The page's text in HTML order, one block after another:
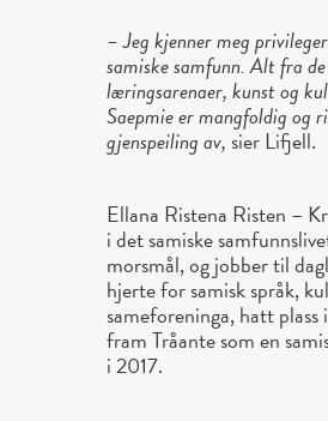
–Jeg kjenner meg
samiske samfunn. Alt fra
læringsarenaer, kunst og
Saepmie er mangfoldig og
gjenspeiling av, sier Lifjell.
Ellana Ristena Risten –
i det samiske
morsmål, og jobber til
hjerte for samisk språk,
sameforeninga, hatt
fram Tråante som en
i 2017.